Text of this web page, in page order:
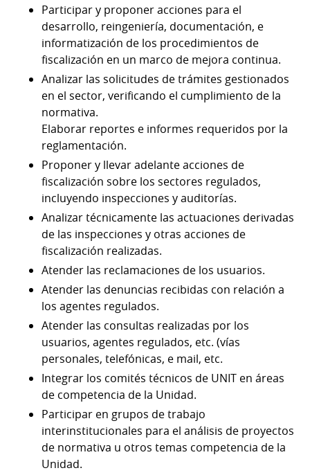
Participar y proponer acciones para el
desarrollo, reingeniería, documentación, e
informatización de los procedimientos de
fiscalización en un marco de mejora continua.
Analizar las solicitudes de trámites gestionados
en el sector, verificando el cumplimiento de la
normativa.
Elaborar reportes e informes requeridos por la
reglamentación.
Proponer y llevar adelante acciones de
fiscalización sobre los sectores regulados,
incluyendo inspecciones y auditorías.
Analizar técnicamente las actuaciones derivadas
de las inspecciones y otras acciones de
fiscalización realizadas.
Atender las reclamaciones de los usuarios.
Atender las denuncias recibidas con relación a
los agentes regulados.
Atender las consultas realizadas por los
usuarios, agentes regulados, etc. (vías
personales, telefónicas, e mail, etc.
Integrar los comités técnicos de UNIT en áreas
de competencia de la Unidad.
Participar en grupos de trabajo
interinstitucionales para el análisis de proyectos
de normativa u otros temas competencia de la
Unidad.